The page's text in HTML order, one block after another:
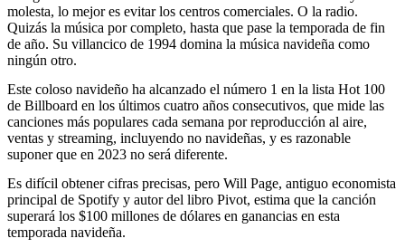
molesta, lo mejor es evitar los centros comerciales. O la radio.
Quizás la música por completo, hasta que pase la temporada de fin
de año. Su villancico de 1994 domina la música navideña como
ningún otro.
Este coloso navideño ha alcanzado el número 1 en la lista Hot 100
de Billboard en los últimos cuatro años consecutivos, que mide las
canciones más populares cada semana por reproducción al aire,
ventas y streaming, incluyendo no navideñas, y es razonable
suponer que en 2023 no será diferente.
Es difícil obtener cifras precisas, pero Will Page, antiguo economista
principal de Spotify y autor del libro Pivot, estima que la canción
superará los $100 millones de dólares en ganancias en esta
temporada navideña.